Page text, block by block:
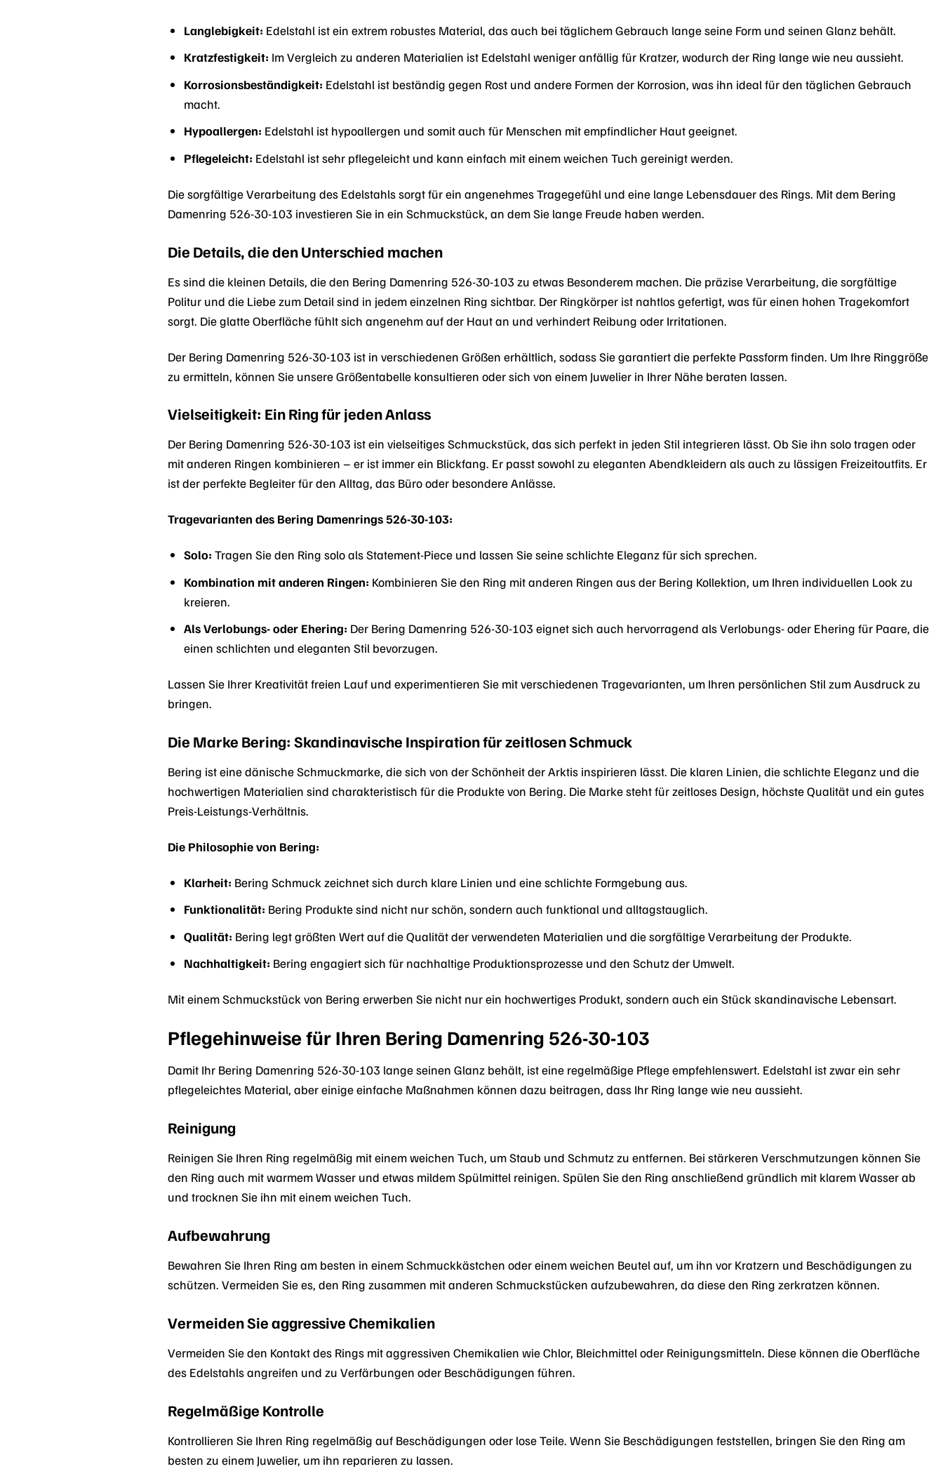
Langlebigkeit: Edelstahl ist ein extrem robustes Material, das auch bei täglichem Gebrauch lange seine Form und seinen Glanz behält.
Kratzfestigkeit: Im Vergleich zu anderen Materialien ist Edelstahl weniger anfällig für Kratzer, wodurch der Ring lange wie neu aussieht.
Korrosionsbeständigkeit: Edelstahl ist beständig gegen Rost und andere Formen der Korrosion, was ihn ideal für den täglichen Gebrauch
macht.
Hypoallergen: Edelstahl ist hypoallergen und somit auch für Menschen mit empfindlicher Haut geeignet.
Pflegeleicht: Edelstahl ist sehr pflegeleicht und kann einfach mit einem weichen Tuch gereinigt werden.
Die sorgfältige Verarbeitung des Edelstahls sorgt für ein angenehmes Tragegefühl und eine lange Lebensdauer des Rings. Mit dem Bering
Damenring 526-30-103 investieren Sie in ein Schmuckstück, an dem Sie lange Freude haben werden.
Die Details, die den Unterschied machen
Es sind die kleinen Details, die den Bering Damenring 526-30-103 zu etwas Besonderem machen. Die präzise Verarbeitung, die sorgfältige
Politur und die Liebe zum Detail sind in jedem einzelnen Ring sichtbar. Der Ringkörper ist nahtlos gefertigt, was für einen hohen Tragekomfort
sorgt. Die glatte Oberfläche fühlt sich angenehm auf der Haut an und verhindert Reibung oder Irritationen.
Der Bering Damenring 526-30-103 ist in verschiedenen Größen erhältlich, sodass Sie garantiert die perfekte Passform finden. Um Ihre Ringgröße
zu ermitteln, können Sie unsere Größentabelle konsultieren oder sich von einem Juwelier in Ihrer Nähe beraten lassen.
Vielseitigkeit: Ein Ring für jeden Anlass
Der Bering Damenring 526-30-103 ist ein vielseitiges Schmuckstück, das sich perfekt in jeden Stil integrieren lässt. Ob Sie ihn solo tragen oder
mit anderen Ringen kombinieren – er ist immer ein Blickfang. Er passt sowohl zu eleganten Abendkleidern als auch zu lässigen Freizeitoutfits. Er
ist der perfekte Begleiter für den Alltag, das Büro oder besondere Anlässe.
Tragevarianten des Bering Damenrings 526-30-103:
Solo: Tragen Sie den Ring solo als Statement-Piece und lassen Sie seine schlichte Eleganz für sich sprechen.
Kombination mit anderen Ringen: Kombinieren Sie den Ring mit anderen Ringen aus der Bering Kollektion, um Ihren individuellen Look zu
kreieren.
Als Verlobungs- oder Ehering: Der Bering Damenring 526-30-103 eignet sich auch hervorragend als Verlobungs- oder Ehering für Paare, die
einen schlichten und eleganten Stil bevorzugen.
Lassen Sie Ihrer Kreativität freien Lauf und experimentieren Sie mit verschiedenen Tragevarianten, um Ihren persönlichen Stil zum Ausdruck zu
bringen.
Die Marke Bering: Skandinavische Inspiration für zeitlosen Schmuck
Bering ist eine dänische Schmuckmarke, die sich von der Schönheit der Arktis inspirieren lässt. Die klaren Linien, die schlichte Eleganz und die
hochwertigen Materialien sind charakteristisch für die Produkte von Bering. Die Marke steht für zeitloses Design, höchste Qualität und ein gutes
Preis-Leistungs-Verhältnis.
Die Philosophie von Bering:
Klarheit: Bering Schmuck zeichnet sich durch klare Linien und eine schlichte Formgebung aus.
Funktionalität: Bering Produkte sind nicht nur schön, sondern auch funktional und alltagstauglich.
Qualität: Bering legt größten Wert auf die Qualität der verwendeten Materialien und die sorgfältige Verarbeitung der Produkte.
Nachhaltigkeit: Bering engagiert sich für nachhaltige Produktionsprozesse und den Schutz der Umwelt.
Mit einem Schmuckstück von Bering erwerben Sie nicht nur ein hochwertiges Produkt, sondern auch ein Stück skandinavische Lebensart.
Pflegehinweise für Ihren Bering Damenring 526-30-103
Damit Ihr Bering Damenring 526-30-103 lange seinen Glanz behält, ist eine regelmäßige Pflege empfehlenswert. Edelstahl ist zwar ein sehr
pflegeleichtes Material, aber einige einfache Maßnahmen können dazu beitragen, dass Ihr Ring lange wie neu aussieht.
Reinigung
Reinigen Sie Ihren Ring regelmäßig mit einem weichen Tuch, um Staub und Schmutz zu entfernen. Bei stärkeren Verschmutzungen können Sie
den Ring auch mit warmem Wasser und etwas mildem Spülmittel reinigen. Spülen Sie den Ring anschließend gründlich mit klarem Wasser ab
und trocknen Sie ihn mit einem weichen Tuch.
Aufbewahrung
Bewahren Sie Ihren Ring am besten in einem Schmuckkästchen oder einem weichen Beutel auf, um ihn vor Kratzern und Beschädigungen zu
schützen. Vermeiden Sie es, den Ring zusammen mit anderen Schmuckstücken aufzubewahren, da diese den Ring zerkratzen können.
Vermeiden Sie aggressive Chemikalien
Vermeiden Sie den Kontakt des Rings mit aggressiven Chemikalien wie Chlor, Bleichmittel oder Reinigungsmitteln. Diese können die Oberfläche
des Edelstahls angreifen und zu Verfärbungen oder Beschädigungen führen.
Regelmäßige Kontrolle
Kontrollieren Sie Ihren Ring regelmäßig auf Beschädigungen oder lose Teile. Wenn Sie Beschädigungen feststellen, bringen Sie den Ring am
besten zu einem Juwelier, um ihn reparieren zu lassen.